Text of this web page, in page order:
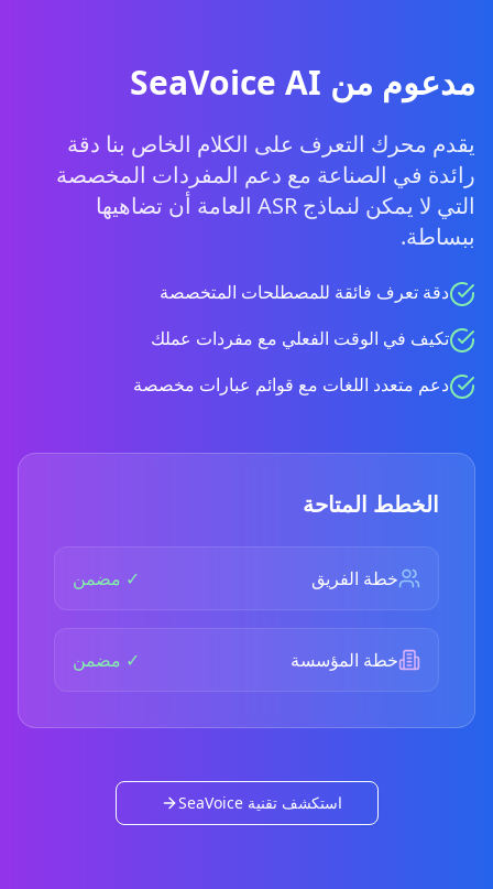
مدعوم من SeaVoice AI
يقدم محرك التعرف على الكلام الخاص بنا دقة
رائدة في الصناعة مع دعم المفردات المخصصة
التي لا يمكن لنماذج ASR العامة أن تضاهيها
ببساطة.
دقة تعرف فائقة للمصطلحات المتخصصة
تكيف في الوقت الفعلي مع مفردات عملك
دعم متعدد اللغات مع قوائم عبارات مخصصة
الخطط المتاحة
خطة الفريق ✓ مضمن
خطة المؤسسة ✓ مضمن
استكشف تقنية SeaVoice